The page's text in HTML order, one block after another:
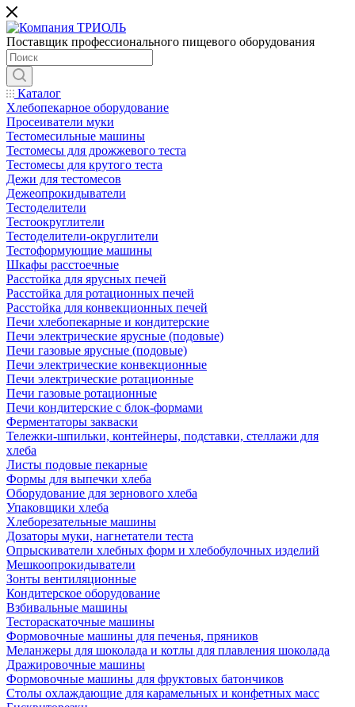
Поставщик профессионального пищевого оборудования
Каталог
Хлебопекарное оборудование
Просеиватели муки
Тестомесильные машины
Тестомесы для дрожжевого теста
Тестомесы для крутого теста
Дежи для тестомесов
Дежеопрокидыватели
Тестоделители
Тестоокруглители
Тестоделители-округлители
Тестоформующие машины
Шкафы расстоечные
Расстойка для ярусных печей
Расстойка для ротационных печей
Расстойка для конвекционных печей
Печи хлебопекарные и кондитерские
Печи электрические ярусные (подовые)
Печи газовые ярусные (подовые)
Печи электрические конвекционные
Печи электрические ротационные
Печи газовые ротационные
Печи кондитерские с блок-формами
Ферментаторы закваски
Тележки-шпильки, контейнеры, подставки, стеллажи для
хлеба
Листы подовые пекарные
Формы для выпечки хлеба
Оборудование для зернового хлеба
Упаковщики хлеба
Хлеборезательные машины
Дозаторы муки, нагнетатели теста
Опрыскиватели хлебных форм и хлебобулочных изделий
Мешкоопрокидыватели
Зонты вентиляционные
Кондитерское оборудование
Взбивальные машины
Тестораскаточные машины
Формовочные машины для печенья, пряников
Меланжеры для шоколада и котлы для плавления шоколада
Дражировочные машины
Формовочные машины для фруктовых батончиков
Столы охлаждающие для карамельных и конфетных масс